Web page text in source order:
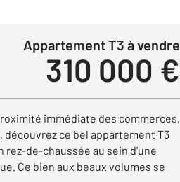
Appartement T3 à vendre
310 000 €
immédiate des commerces,
ce bel appartement T3
rez-de-chaussée au sein d'une
Ce bien aux beaux volumes se